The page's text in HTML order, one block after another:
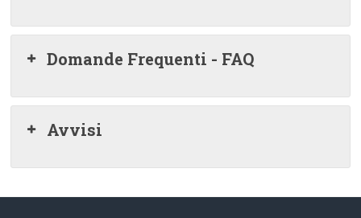
Domande Frequenti - FAQ
Avvisi